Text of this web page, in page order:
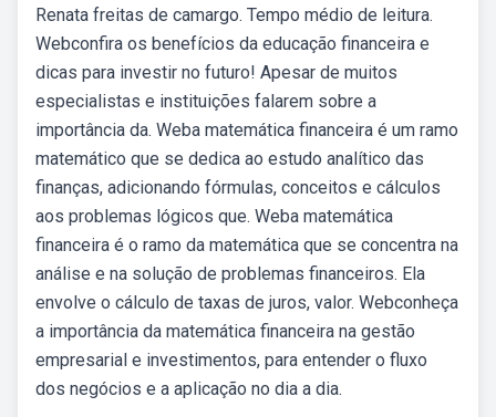
Renata freitas de camargo. Tempo médio de leitura.
Webconfira os benefícios da educação financeira e
dicas para investir no futuro! Apesar de muitos
especialistas e instituições falarem sobre a
importância da. Weba matemática financeira é um ramo
matemático que se dedica ao estudo analítico das
finanças, adicionando fórmulas, conceitos e cálculos
aos problemas lógicos que. Weba matemática
financeira é o ramo da matemática que se concentra na
análise e na solução de problemas financeiros. Ela
envolve o cálculo de taxas de juros, valor. Webconheça
a importância da matemática financeira na gestão
empresarial e investimentos, para entender o fluxo
dos negócios e a aplicação no dia a dia.